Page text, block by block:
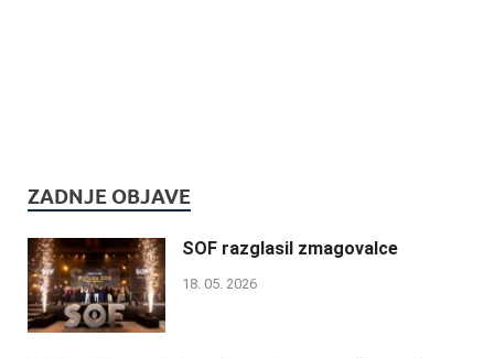
ZADNJE OBJAVE
SOF razglasil zmagovalce
18. 05. 2026